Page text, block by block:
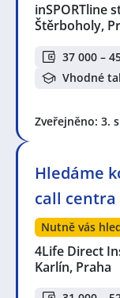
inSPORTline
Štěrboholy,
37 000 –
Vhodné
Zveřejněno: 3.
Hledáme
call centra
Nutně vás
4Life Direct
Karlín, Praha